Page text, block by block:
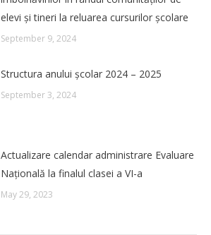
elevi și tineri la reluarea cursurilor școlare
September 9, 2024
Structura anului școlar 2024 – 2025
September 3, 2024
Actualizare calendar administrare Evaluare
Națională la finalul clasei a VI-a
May 29, 2023